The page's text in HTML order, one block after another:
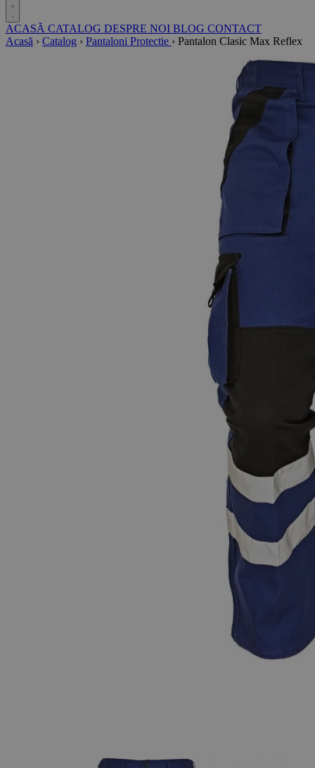
ACASĂ CATALOG DESPRE NOI BLOG CONTACT
Acasă › Catalog › Pantaloni Protectie › Pantalon Clasic Max Reflex